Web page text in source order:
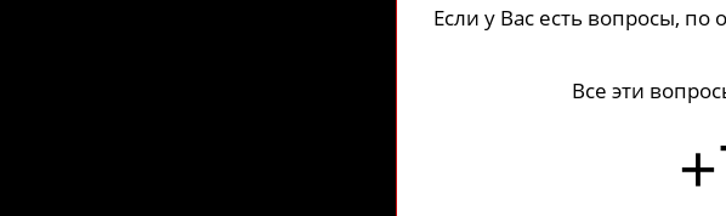
Если у Вас есть вопросы, по
Все эти